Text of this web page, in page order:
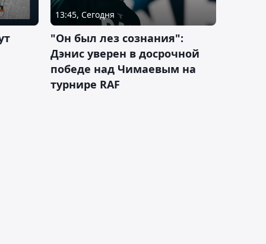
13:45, Сегодня
"Он был лез сознания":
Дэнис уверен в досрочной
победе над Чимаевым на
турнире RAF